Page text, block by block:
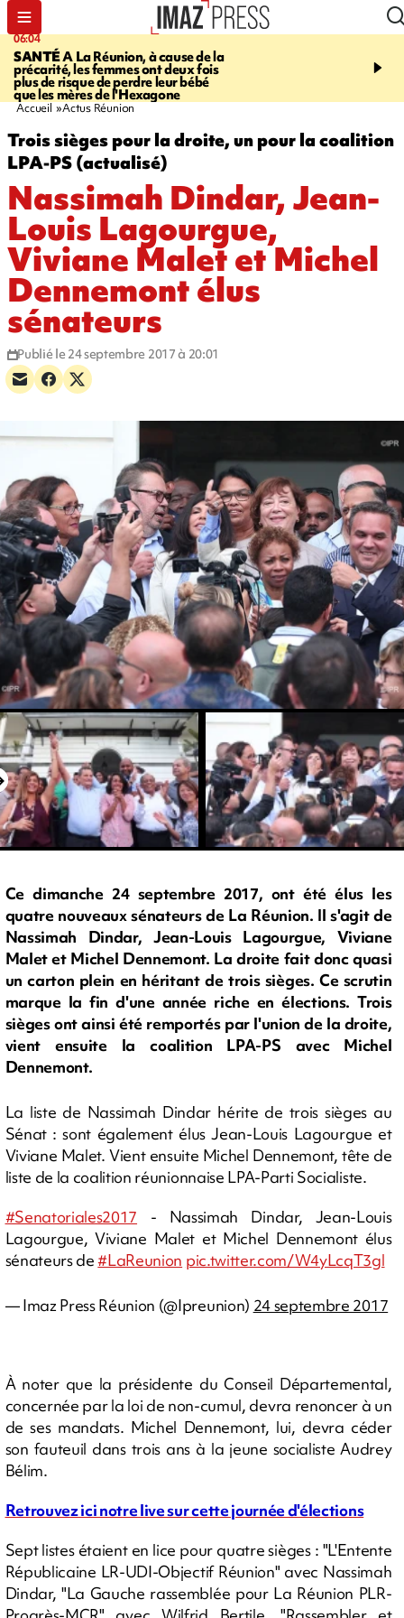
06:04
SANTÉA La Réunion, à cause de la
précarité, les femmes ont deux fois
plus de risque de perdre leur bébé
que les mères de l'Hexagone
07:23
route du Littoral
Accueil Actus Réunion
Trois sièges pour la droite, un pour la coalition
LPA-PS (actualisé)
Nassimah Dindar, Jean-
Louis Lagourgue,
Viviane Malet et Michel
Dennemont élus
sénateurs
Publié le 24 septembre 2017 à 20:01
Ce dimanche 24 septembre 2017, ont été élus les
quatre nouveaux sénateurs de La Réunion. Il s'agit de
Nassimah Dindar, Jean-Louis Lagourgue, Viviane
Malet et Michel Dennemont. La droite fait donc quasi
un carton plein en héritant de trois sièges. Ce scrutin
marque la fin d'une année riche en élections. Trois
sièges ont ainsi été remportés par l'union de la droite,
vient ensuite la coalition LPA-PS avec Michel
Dennemont.
La liste de Nassimah Dindar hérite de trois sièges au
Sénat : sont également élus Jean-Louis Lagourgue et
Viviane Malet. Vient ensuite Michel Dennemont, tête de
liste de la coalition réunionnaise LPA-Parti Socialiste.
#Senatoriales2017 - Nassimah Dindar, Jean-Louis
Lagourgue, Viviane Malet et Michel Dennemont élus
sénateurs de#LaReunion pic.twitter.com/W4yLcqT3gl
— Imaz Press Réunion (@Ipreunion) 24 septembre 2017
À noter que la présidente du Conseil Départemental,
concernée par la loi de non-cumul, devra renoncer à un
de ses mandats. Michel Dennemont, lui, devra céder
son fauteuil dans trois ans à la jeune socialiste Audrey
Bélim.
Retrouvez ici notre live sur cette journée d'élections
Sept listes étaient en lice pour quatre sièges : "L'Entente
Républicaine LR-UDI-Objectif Réunion" avec Nassimah
Dindar, "La Gauche rassemblée pour La Réunion PLR-